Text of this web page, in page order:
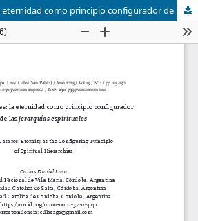
Tomás D. Casares: la eternidad como principio configurador de las jerarquías espirituales